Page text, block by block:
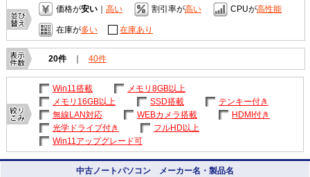
価格が安い｜ 高い 割引率が高い CPUが高性能
在庫が多い 在庫あり
20件 ｜ 40件
Win11搭載
メモリ8GB以上
メモリ16GB以上
SSD搭載
テンキー付き
無線LAN対応
WEBカメラ搭載
HDMI付き
光学ドライブ付き
フルHD以上
Win11アップグレード可
中古ノートパソコン メーカー名・製品名